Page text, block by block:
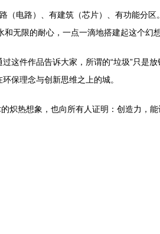
电路）、有建筑（芯片）、有功能分区
无限的耐心，一点一滴地搭建起这个幻想
这件作品告诉大家，所谓的“垃圾”只是放
保理念与创新思维之上的城。
炽热想象，也向所有人证明：创造力，